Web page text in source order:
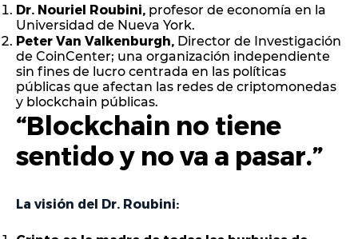
Dr. Nouriel Roubini, profesor de economía en la
Universidad de Nueva York.
Peter Van Valkenburgh, Director de Investigación
de CoinCenter; una organización independiente
sin fines de lucro centrada en las políticas
públicas que afectan las redes de criptomonedas
y blockchain públicas.
“Blockchain no tiene
sentido y no va a pasar.”
La visión del Dr. Roubini: